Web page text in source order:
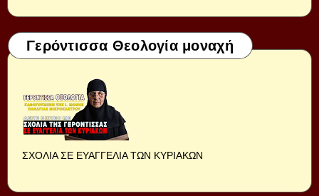
Γερόντισσα Θεολογία μοναχή
ΣΧΟΛΙΑ ΣΕ ΕΥΑΓΓΕΛΙΑ ΤΩΝ ΚΥΡΙΑΚΩΝ